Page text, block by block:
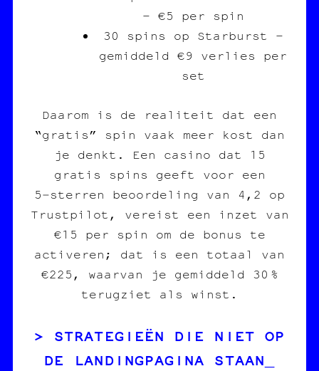
– €5 per spin
30 spins op Starburst –
gemiddeld €9 verlies per
set
Daarom is de realiteit dat een
“gratis” spin vaak meer kost dan
je denkt. Een casino dat 15
gratis spins geeft voor een
5‑sterren beoordeling van 4,2 op
Trustpilot, vereist een inzet van
€15 per spin om de bonus te
activeren; dat is een totaal van
€225, waarvan je gemiddeld 30 %
terugziet als winst.
STRATEGIEËN DIE NIET OP
DE LANDINGPAGINA STAAN